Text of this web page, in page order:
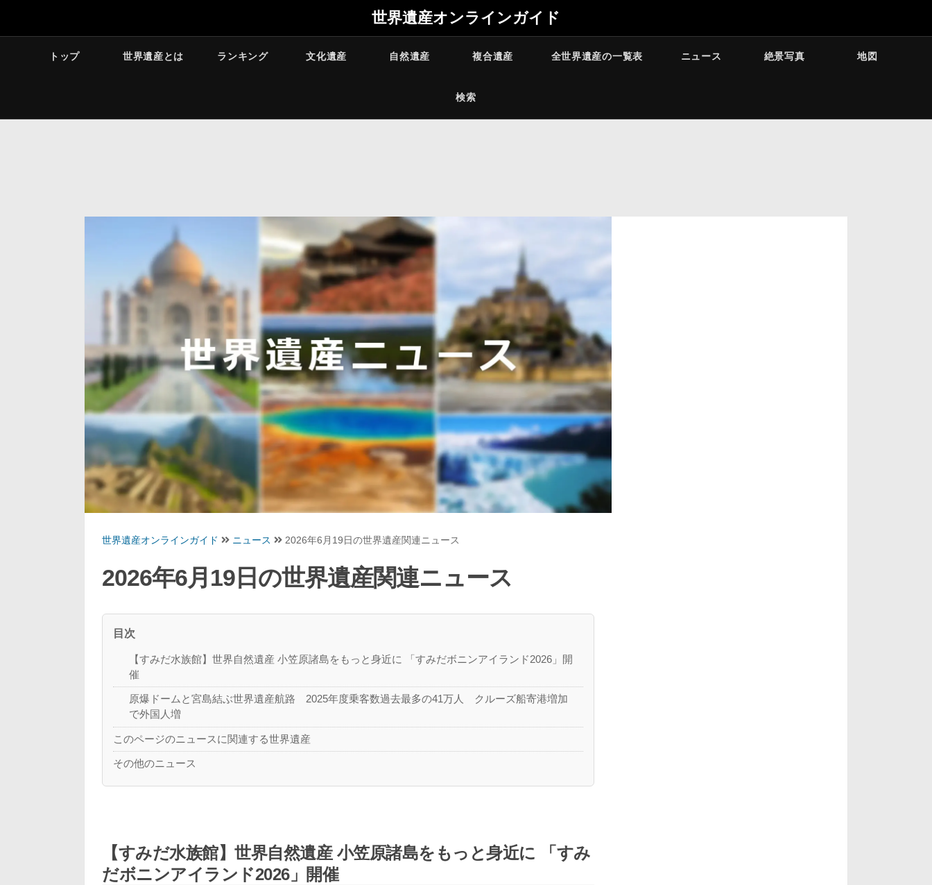
世界遺産オンラインガイド
トップ 世界遺産とは ランキング 文化遺産 自然遺産 複合遺産 全世界遺産の一覧表 ニュース 絶景写真 地図
検索
世界遺産オンラインガイド ニュース 2026年6月19日の世界遺産関連ニュース
2026年6月19日の世界遺産関連ニュース
目次
【すみだ水族館】世界自然遺産 小笠原諸島をもっと身近に 「すみだボニンアイランド2026」開
催
原爆ドームと宮島結ぶ世界遺産航路 2025年度乗客数過去最多の41万人 クルーズ船寄港増加
で外国人増
このページのニュースに関連する世界遺産
その他のニュース
【すみだ水族館】世界自然遺産 小笠原諸島をもっと身近に 「すみ
だボニンアイランド2026」開催